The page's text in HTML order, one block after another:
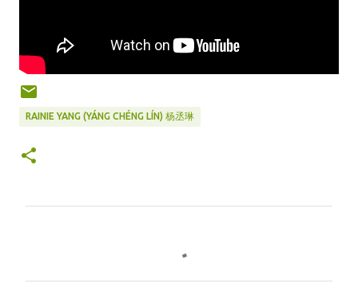
RAINIE YANG (YÁNG CHÉNG LÍN) 杨丞琳